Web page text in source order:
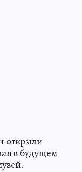
открыли
в будущем